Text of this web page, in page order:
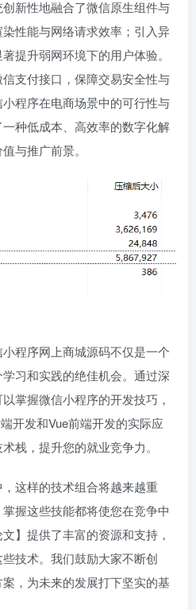
新性地融合了微信原生组件与
性能与网络请求效率；引入异
提升弱网环境下的用户体验。
支付接口，保障交易安全性与
程序在电商场景中的可行性与
种低成本、高效率的数字化解
与推广前景。
程序网上商城源码不仅是一个
习和实践的绝佳机会。通过深
掌握微信小程序的开发技巧，
开发和Vue前端开发的实际应
栈，提升您的就业竞争力。
这样的技术组合将越来越重
握这些技能都将使您在竞争中
】提供了丰富的资源和支持，
技术。我们鼓励大家不断创
，为未来的发展打下坚实的基